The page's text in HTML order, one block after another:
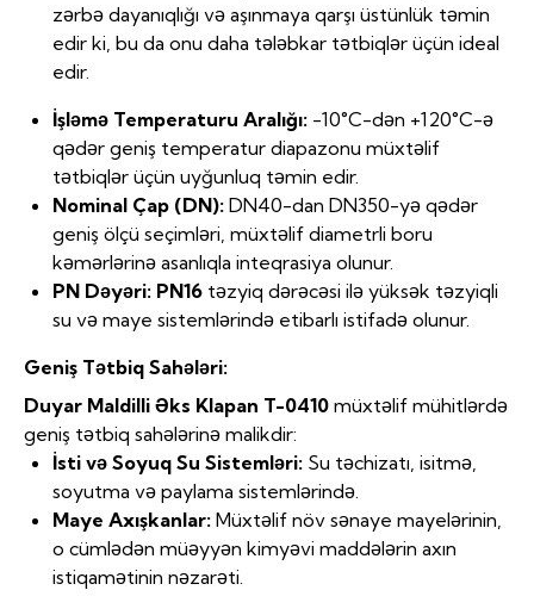
zərbə dayanıqlığı və aşınmaya qarşı üstünlük təmin
edir ki, bu da onu daha tələbkar tətbiqlər üçün ideal
edir.
İşləmə Temperaturu Aralığı: -10°C-dən +120°C-ə
qədər geniş temperatur diapazonu müxtəlif
tətbiqlər üçün uyğunluq təmin edir.
Nominal Çap (DN): DN40-dan DN350-yə qədər
geniş ölçü seçimləri, müxtəlif diametrli boru
kəmərlərinə asanlıqla inteqrasiya olunur.
PN Dəyəri: PN16 təzyiq dərəcəsi ilə yüksək təzyiqli
su və maye sistemlərində etibarlı istifadə olunur.
Geniş Tətbiq Sahələri:
Duyar Maldilli Əks Klapan T-0410 müxtəlif mühitlərdə
geniş tətbiq sahələrinə malikdir:
İsti və Soyuq Su Sistemləri: Su təchizatı, isitmə,
soyutma və paylama sistemlərində.
Maye Axışkanlar: Müxtəlif növ sənaye mayelərinin,
o cümlədən müəyyən kimyəvi maddələrin axın
istiqamətinin nəzarəti.